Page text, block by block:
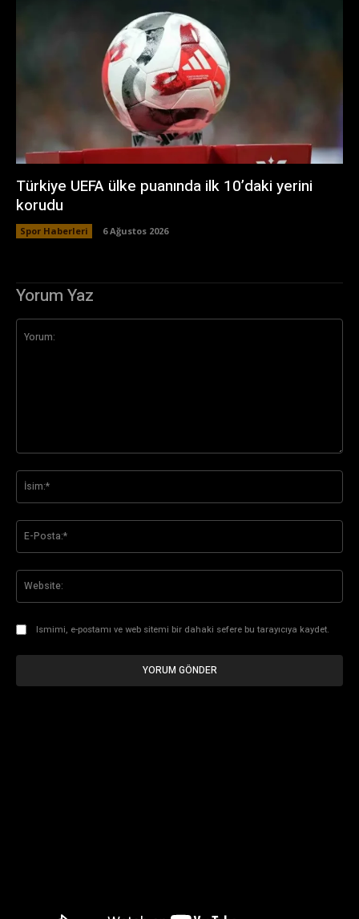
Türkiye UEFA ülke puanında ilk 10’daki yerini
korudu
Spor Haberleri 6 Ağustos 2026
Yorum Yaz
Ismimi, e-postamı ve web sitemi bir dahaki sefere bu tarayıcıya kaydet.